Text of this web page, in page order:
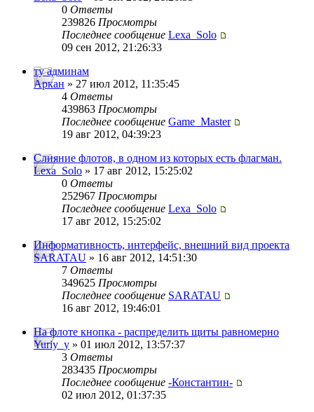
0 Ответы
239826 Просмотры
Последнее сообщение Lexa_Solo
09 сен 2012, 21:26:33
ту админам
Аркан » 27 июл 2012, 11:35:45
4 Ответы
439863 Просмотры
Последнее сообщение Game_Master
19 авг 2012, 04:39:23
Слияние флотов, в одном из которых есть флагман.
Lexa_Solo » 17 авг 2012, 15:25:02
0 Ответы
252967 Просмотры
Последнее сообщение Lexa_Solo
17 авг 2012, 15:25:02
Информативность, интерфейс, внешний вид проекта
SARATAU » 16 авг 2012, 14:51:30
7 Ответы
349625 Просмотры
Последнее сообщение SARATAU
16 авг 2012, 19:46:01
На флоте кнопка - распределить щиты равномерно
Yuriy_y » 01 июл 2012, 13:57:37
3 Ответы
283435 Просмотры
Последнее сообщение -Константин-
02 июл 2012, 01:37:35